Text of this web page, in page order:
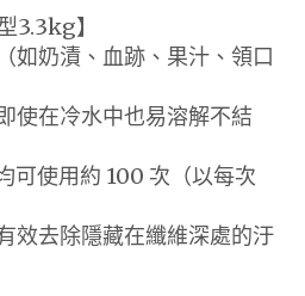
3.3kg】
如奶漬、血跡、果汁、領口
使在冷水中也易溶解不結
使用約 100 次（以每次
效去除隱藏在纖維深處的汙